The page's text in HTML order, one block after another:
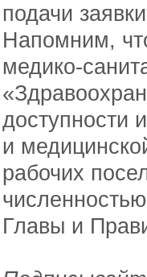
подачи
Напомним,
медико-
доступности
и
рабочих
Главы и